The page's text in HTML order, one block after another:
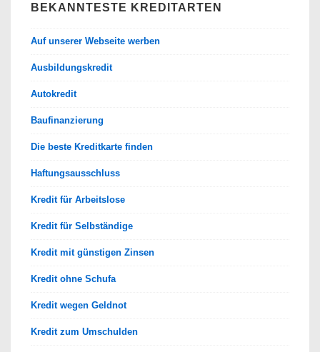
BEKANNTESTE KREDITARTEN
Auf unserer Webseite werben
Ausbildungskredit
Autokredit
Baufinanzierung
Die beste Kreditkarte finden
Haftungsausschluss
Kredit für Arbeitslose
Kredit für Selbständige
Kredit mit günstigen Zinsen
Kredit ohne Schufa
Kredit wegen Geldnot
Kredit zum Umschulden